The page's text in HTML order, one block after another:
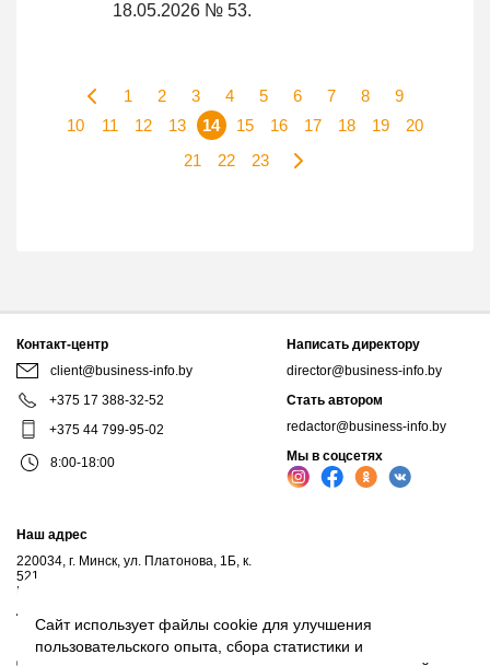
Сайт использует файлы cookie для улучшения
пользовательского опыта, сбора статистики и
18.05.2026 № 53.
1 2 3 4 5 6 7 8
9
10
11 12 13 14 15 16 17 18 19
20
21
22 23
Контакт-центр
client@business-info.by
+375 17 388-32-52
+375 44 799-95-02
8:00-18:00
Написать директору
director@business-info.by
Стать автором
redactor@business-info.by
Мы в соцсетях
Наш адрес
220034, г. Минск, ул. Платонова, 1Б, к.
521
Почтовый адрес: а/я 102, 220034, г.Минск
Личный кабинет